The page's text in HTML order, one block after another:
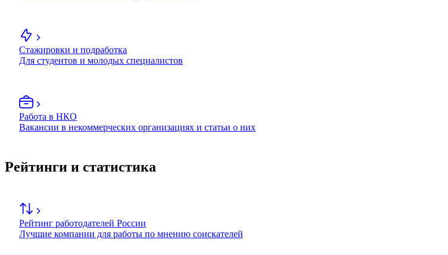
Стажировки и подработка
Для студентов и молодых специалистов
Работа в НКО
Вакансии в некоммерческих организациях и статьи о них
Рейтинги и статистика
Рейтинг работодателей России
Лучшие компании для работы по мнению соискателей